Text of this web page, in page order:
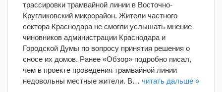
трассировки трамвайной линии в Восточно-
Кругликовский микрорайон. Жители частного
сектора Краснодара не смогли услышать мнение
чиновников администрации Краснодара и
Городской Думы по вопросу принятия решения о
сносе их домов. Ранее «Обзор» подробно писал,
чем в проекте проведения трамвайной линии
недовольны местные жители. В… читать дальше »